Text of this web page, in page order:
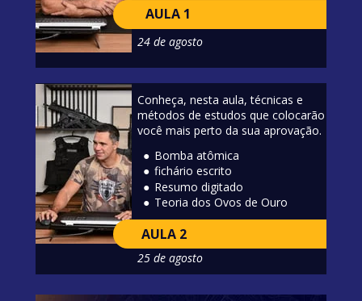
Conheça, nesta aula, técnicas e
métodos de estudos que colocarão
você mais perto da sua aprovação.
Resumo digitado
Teoria dos Ovos de Ouro
Bomba atômica
fichário escrito
AULA 1
AULA 2
24 de agosto
25 de agosto